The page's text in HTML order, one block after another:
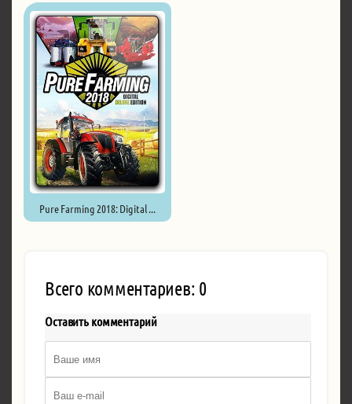
Pure Farming 2018: Digital ...
Всего комментариев: 0
Оставить комментарий